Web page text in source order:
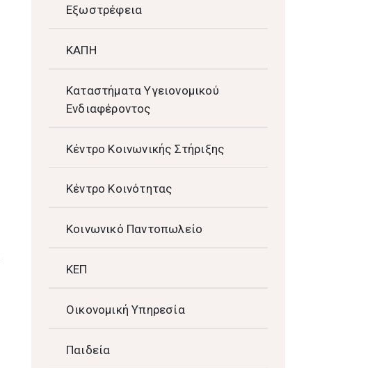
Εξωστρέφεια
ΚΑΠΗ
Καταστήματα Υγειονομικού
Ενδιαφέροντος
Κέντρο Κοινωνικής Στήριξης
Κέντρο Κοινότητας
Κοινωνικό Παντοπωλείο
ΚΕΠ
Οικονομική Υπηρεσία
Παιδεία